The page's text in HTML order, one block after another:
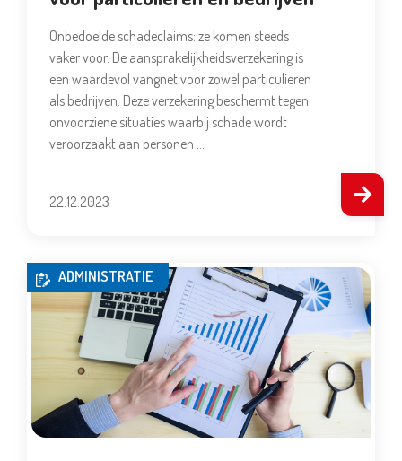
Onbedoelde schadeclaims: ze komen steeds
vaker voor. De aansprakelijkheidsverzekering is
een waardevol vangnet voor zowel particulieren
als bedrijven. Deze verzekering beschermt tegen
onvoorziene situaties waarbij schade wordt
veroorzaakt aan personen …
22.12.2023
ADMINISTRATIE